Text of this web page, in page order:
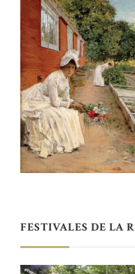
FESTIVALES DE LA